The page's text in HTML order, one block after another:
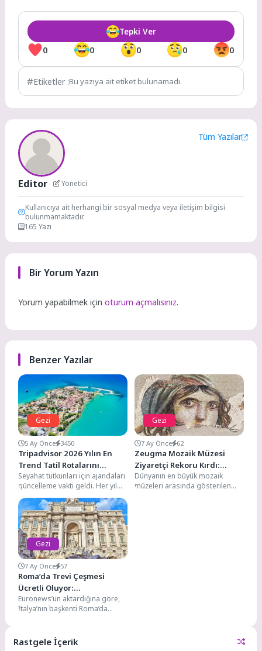
0 0 0 0 0
Tepki Ver
Etiketler :Bu yazıya ait etiket bulunamadı.
Editor Yönetici
Tüm Yazılar
Kullanıcıya ait herhangi bir sosyal medya veya iletişim bilgisi
bulunmamaktadır.
165 Yazı
Bir Yorum Yazın
Yorum yapabilmek içinoturum açmalısınız.
Benzer Yazılar
Gezi
5 Ay Önce 3450
Tripadvisor 2026 Yılın En
Trend Tatil Rotalarını
Açıkladı
Seyahat tutkunları için ajandaları
güncelleme vakti geldi. Her yıl
merakla beklenen ve dünya
genelindeki milyonlarca...
Gezi
7 Ay Önce 62
Zeugma Mozaik Müzesi
Ziyaretçi Rekoru Kırdı:
2025’te 616 Bin Kişi Ağırladı
Dünyanın en büyük mozaik
müzeleri arasında gösterilen
Gezi
7 Ay Önce 57
Roma’da Trevi Çeşmesi
Ücretli Oluyor:
Ziyaretçilerden 2 Euro
Alınacak
Euronews’un aktardığına göre,
İtalya’nın başkenti Roma’da
ücretli olarak...
Rastgele İçerik